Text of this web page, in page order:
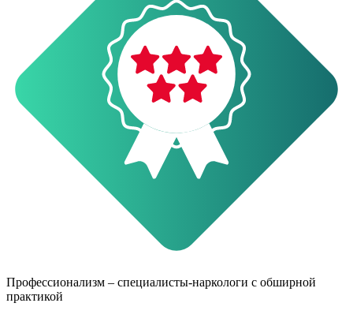
Профессионализм – специалисты-наркологи с обширной
практикой